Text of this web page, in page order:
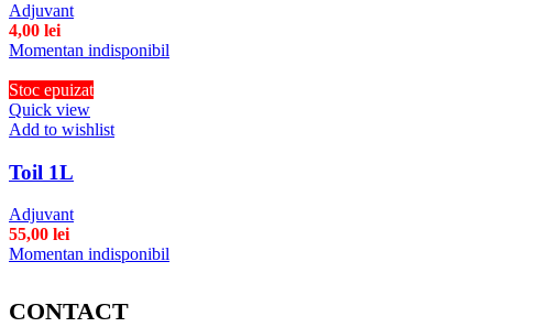
Adjuvant
4,00 lei
Momentan indisponibil
Stoc epuizat
Quick view
Add to wishlist
Toil 1L
Adjuvant
55,00 lei
Momentan indisponibil
CONTACT